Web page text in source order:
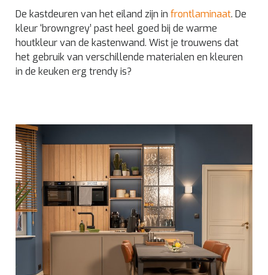
De kastdeuren van het eiland zijn infrontlaminaat. De
kleur ‘browngrey’ past heel goed bij de warme
houtkleur van de kastenwand. Wist je trouwens dat
het gebruik van verschillende materialen en kleuren
in de keuken erg trendy is?